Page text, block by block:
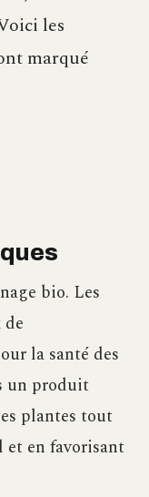
les
marqué
bio. Les
la santé des
un produit
plantes tout
en favorisant